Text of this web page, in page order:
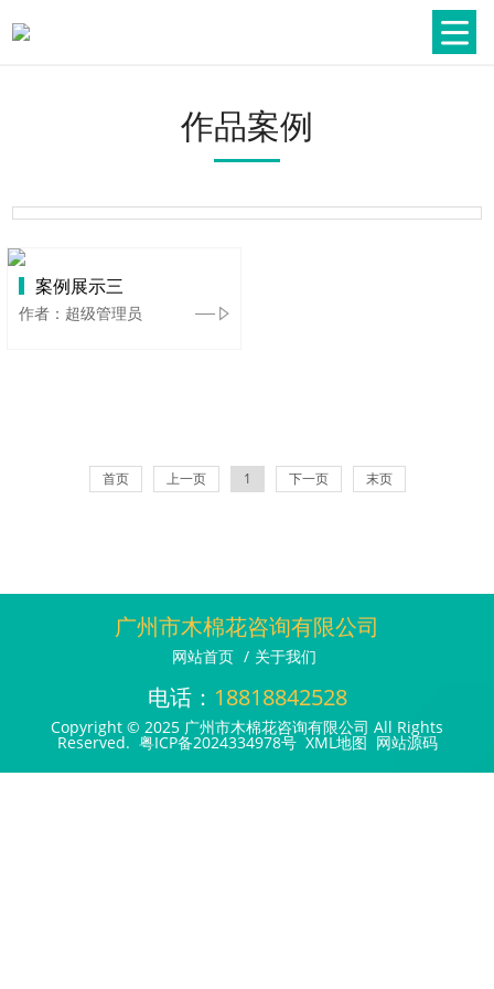
作品案例
案例展示三
作者：超级管理员
首页 上一页 1 下一页 末页
广州市木棉花咨询有限公司
网站首页 / 关于我们
电话： 18818842528
Copyright © 2025 广州市木棉花咨询有限公司 All Rights
Reserved. 粤ICP备2024334978号 XML地图 网站源码